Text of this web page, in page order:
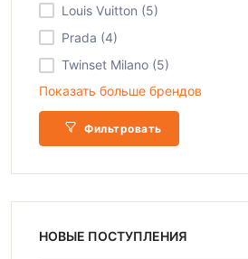
Louis Vuitton (5)
Prada (4)
Twinset Milano (5)
Показать больше брендов
Фильтровать
НОВЫЕ ПОСТУПЛЕНИЯ